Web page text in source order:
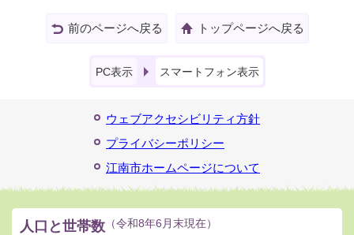
前のページへ戻る トップページへ戻る
PC表示 スマートフォン表示
ウェブアクセシビリティ方針
プライバシーポリシー
江南市ホームページについて
人口と世帯数 （令和8年6月末現在）